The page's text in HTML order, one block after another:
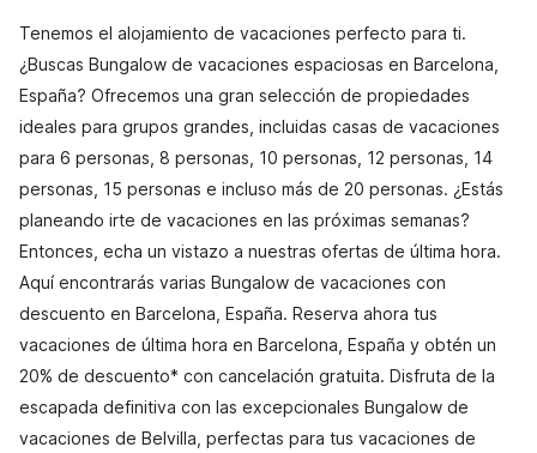
Tenemos el alojamiento de vacaciones perfecto para ti.
¿Buscas Bungalow de vacaciones espaciosas en Barcelona,
España? Ofrecemos una gran selección de propiedades
ideales para grupos grandes, incluidas casas de vacaciones
para 6 personas, 8 personas, 10 personas, 12 personas, 14
personas, 15 personas e incluso más de 20 personas. ¿Estás
planeando irte de vacaciones en las próximas semanas?
Entonces, echa un vistazo a nuestras ofertas de última hora.
Aquí encontrarás varias Bungalow de vacaciones con
descuento en Barcelona, España. Reserva ahora tus
vacaciones de última hora en Barcelona, España y obtén un
20% de descuento* con cancelación gratuita. Disfruta de la
escapada definitiva con las excepcionales Bungalow de
vacaciones de Belvilla, perfectas para tus vacaciones de